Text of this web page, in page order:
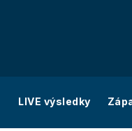
LIVE výsledky